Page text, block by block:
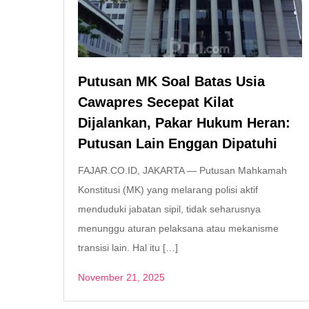
Putusan MK Soal Batas Usia
Cawapres Secepat Kilat
Dijalankan, Pakar Hukum Heran:
Putusan Lain Enggan Dipatuhi
FAJAR.CO.ID, JAKARTA — Putusan Mahkamah
Konstitusi (MK) yang melarang polisi aktif
menduduki jabatan sipil, tidak seharusnya
menunggu aturan pelaksana atau mekanisme
transisi lain. Hal itu […]
November 21, 2025